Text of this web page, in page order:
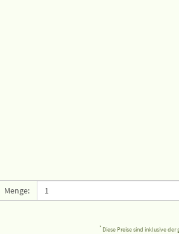
Menge:
* Diese Preise sind inklusive der